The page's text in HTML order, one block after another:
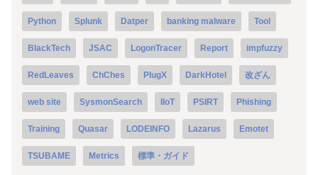
Python Splunk Datper banking malware Tool
BlackTech JSAC LogonTracer Report impfuzzy
RedLeaves ChChes PlugX DarkHotel 改ざん
web site SysmonSearch IIoT PSIRT Phishing
Training Quasar LODEINFO Lazarus Emotet
TSUBAME Metrics 標準・ガイド